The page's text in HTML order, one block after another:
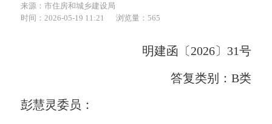
来源：市住房和城乡建设局
时间：2026-05-19 11:21
浏览量：565
明建函〔2026〕31号
答复类别：B类
彭慧灵委员：